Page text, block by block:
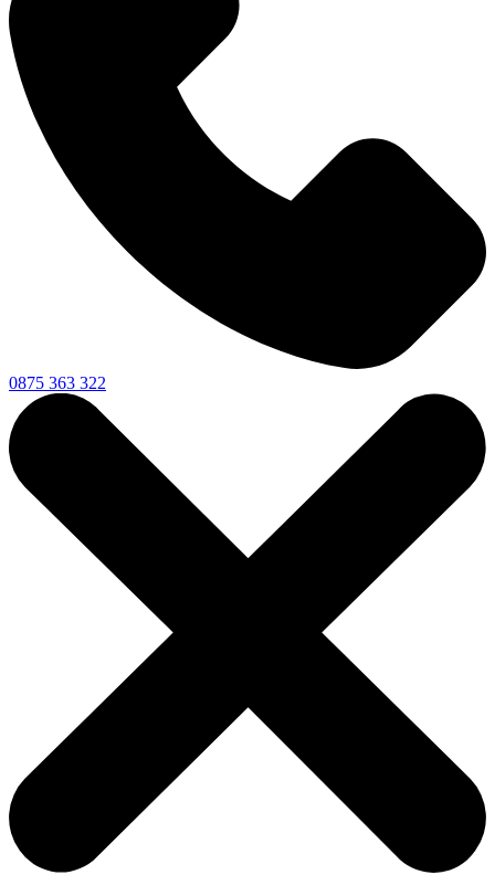
0875 363 322